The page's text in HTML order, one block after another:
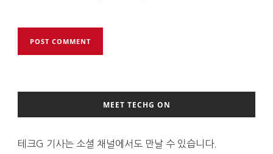
MEET TECHG ON
테크G 기사는 소셜 채널에서도 만날 수 있습니다.